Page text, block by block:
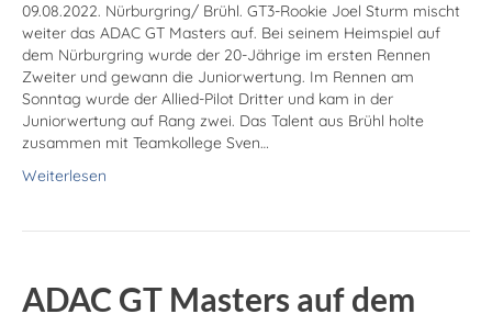
09.08.2022. Nürburgring/ Brühl. GT3-Rookie Joel Sturm mischt
weiter das ADAC GT Masters auf. Bei seinem Heimspiel auf
dem Nürburgring wurde der 20-Jährige im ersten Rennen
Zweiter und gewann die Juniorwertung. Im Rennen am
Sonntag wurde der Allied-Pilot Dritter und kam in der
Juniorwertung auf Rang zwei. Das Talent aus Brühl holte
zusammen mit Teamkollege Sven…
Weiterlesen
ADAC GT Masters auf dem